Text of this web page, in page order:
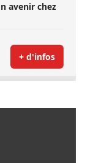
avenir chez
+ d'infos